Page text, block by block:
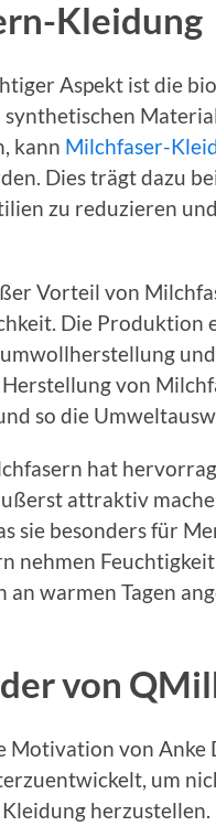
Kleidung
Aspekt ist die
synthetischen
kann Milchfaser-
Dies trägt dazu
zu reduzieren
Vorteil von
Die Produktion
Herstellung von
so die
hat
attraktiv
sie besonders für
nehmen
an warmen Tagen
von
Motivation von
um